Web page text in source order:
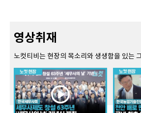
영상취재
노컷티비는 현장의 목소리와 생생함을 있는